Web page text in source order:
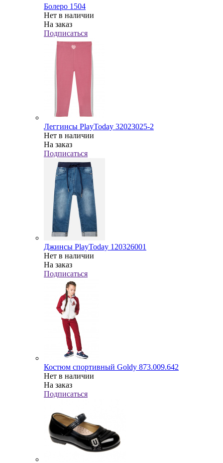
Болеро 1504
Нет в наличии
На заказ
Подписаться
Леггинсы PlayToday 32023025-2
Нет в наличии
На заказ
Подписаться
Джинсы PlayToday 120326001
Нет в наличии
На заказ
Подписаться
Костюм спортивный Goldy 873.009.642
Нет в наличии
На заказ
Подписаться